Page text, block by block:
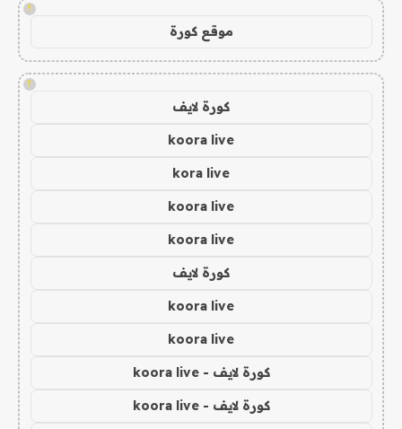
!
موقع كورة
!
كورة لايف
koora live
kora live
koora live
koora live
كورة لايف
koora live
koora live
كورة لايف - koora live
كورة لايف - koora live